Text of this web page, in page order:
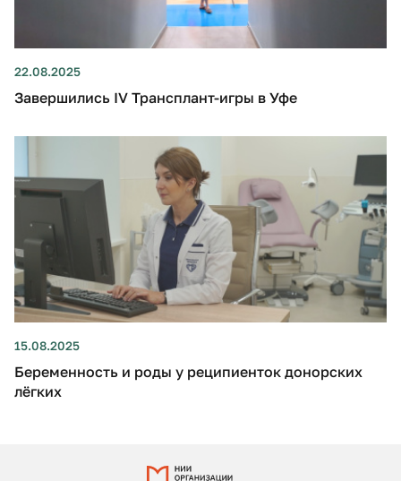
22.08.2025
Завершились IV Трансплант-игры в Уфе
15.08.2025
Беременность и роды у реципиенток донорских
лёгких